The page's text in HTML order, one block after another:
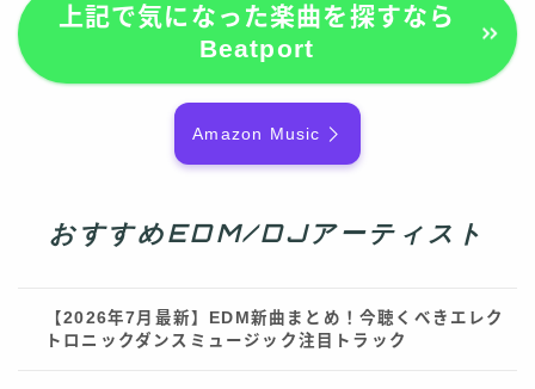
上記で気になった楽曲を探すなら
Beatport
Amazon Music
おすすめEDM/DJアーティスト
【2026年7月最新】EDM新曲まとめ！今聴くべきエレク
トロニックダンスミュージック注目トラック